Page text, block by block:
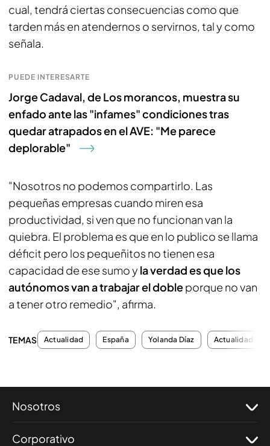
cual, tendrá ciertas consecuencias como que
tarden más en atendernos o servirnos, tal y como
señala.
PUEDE INTERESARTE
Jorge Cadaval, de Los morancos, muestra su
enfado ante las "infames" condiciones tras
quedar atrapados en el AVE: "Me parece
deplorable"
"Nosotros no podemos compartirlo. Las
pequeñas empresas cuando miren esa
productividad, si ven que no funcionan van la
quiebra. El problema es que en lo publico se llama
déficit pero los pequeñitos no tienen esa
capacidad de ese sumo y la verdad es que los
autónomos van a trabajar el dobleporque no van
a tener otro remedio", afirma.
TEMAS Actualidad España Yolanda Díaz Actualidad
Nosotros
Corporativo